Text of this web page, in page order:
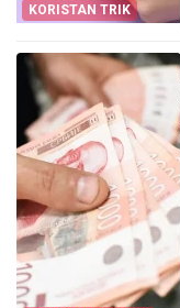
KORISTAN TRIK